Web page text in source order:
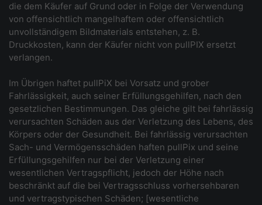
die dem Käufer auf Grund oder in Folge der Verwendung
von offensichtlich mangelhaftem oder offensichtlich
unvollständigem Bildmaterials entstehen, z. B.
Druckkosten, kann der Käufer nicht von pullPIX ersetzt
verlangen.
Im Übrigen haftet pullPiX bei Vorsatz und grober
Fahrlässigkeit, auch seiner Erfüllungsgehilfen, nach den
gesetzlichen Bestimmungen. Das gleiche gilt bei fahrlässig
verursachten Schäden aus der Verletzung des Lebens, des
Körpers oder der Gesundheit. Bei fahrlässig verursachten
Sach- und Vermögensschäden haften pullPix und seine
Erfüllungsgehilfen nur bei der Verletzung einer
wesentlichen Vertragspflicht, jedoch der Höhe nach
beschränkt auf die bei Vertragsschluss vorhersehbaren
und vertragstypischen Schäden; [wesentliche